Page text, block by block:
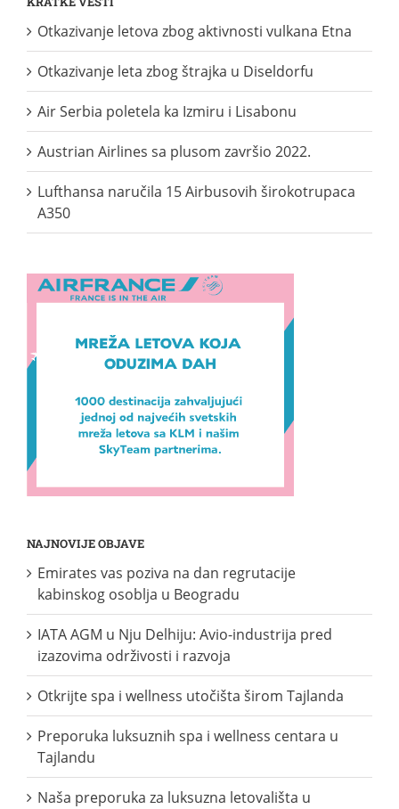
Otkazivanje letova zbog aktivnosti vulkana Etna
Otkazivanje leta zbog štrajka u Diseldorfu
Air Serbia poletela ka Izmiru i Lisabonu
Austrian Airlines sa plusom završio 2022.
Lufthansa naručila 15 Airbusovih širokotrupaca
A350
NAJNOVIJE OBJAVE
Emirates vas poziva na dan regrutacije
kabinskog osoblja u Beogradu
IATA AGM u Nju Delhiju: Avio-industrija pred
izazovima održivosti i razvoja
Otkrijte spa i wellness utočišta širom Tajlanda
Preporuka luksuznih spa i wellness centara u
Tajlandu
Naša preporuka za luksuzna letovališta u